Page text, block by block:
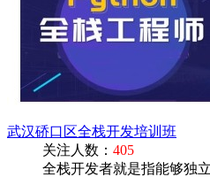
武汉硚口区全栈开发培训班
关注人数： 405
全栈开发者就是指能够独